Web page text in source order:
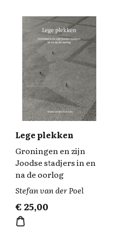
Lege plekken
Groningen en zijn
Joodse stadjers in en
na de oorlog
Stefan van der Poel
€ 25,00